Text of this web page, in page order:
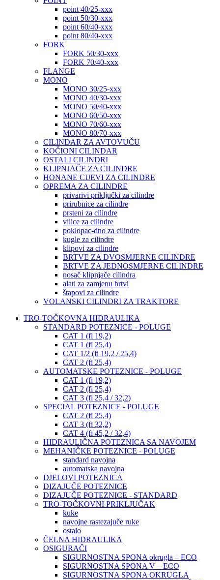
point 40/25-xxx
point 50/30-xxx
point 60/40-xxx
point 80/40-xxx
FORK
FORK 50/30-xxx
FORK 70/40-xxx
FLANGE
MONO
MONO 30/25-xxx
MONO 40/30-xxx
MONO 50/40-xxx
MONO 60/50-xxx
MONO 70/60-xxx
MONO 80/70-xxx
CILINDAR ZA AVTOVUČU
KOČIONI CILINDAR
OSTALI CILINDRI
KLIPNJAČE ZA CILINDRE
HONANE CIJEVI ZA CILINDRE
OPREMA ZA CILINDRE
privarivi priključki za cilindre
prirubnice za cilindre
prsteni za cilindre
vilice za cilindre
poklopac-dno za cilindre
kugle za cilindre
klipovi za cilindre
BRTVE ZA DVOSMJERNE CILINDRE
BRTVE ZA JEDNOSMJERNE CILINDRE
nosač klipnjače cilindra
alati za zamjenu brtvi
štapovi za cilindre
VOLANSKI CILINDRI ZA TRAKTORE
TRO-TOČKOVNA HIDRAULIKA
STANDARD POTEZNICE - POLUGE
CAT 1 (fi 19,2)
CAT 1 (fi 25,4)
CAT 1/2 (fi 19,2 / 25,4)
CAT 2 (fi 25,4)
AUTOMATSKE POTEZNICE - POLUGE
CAT 1 (fi 19,2)
CAT 2 (fi 25,4)
CAT 3 (fi 25,4 / 32,2)
SPECIAL POTEZNICE - POLUGE
CAT 2 (fi 25,4)
CAT 3 (fi 32,2)
CAT 4 (fi 45,2 / 32,4)
HIDRAULIČNA POTEZNICA SA NAVOJEM
MEHANIČKE POTEZNICE - POLUGE
standard navojna
automatska navojna
DJELOVI POTEZNICA
DIZAJUČE POTEZNICE
DIZAJUČE POTEZNICE - STANDARD
TRO-TOČKOVNI PRIKLJUČAK
kuke
navojne rastezajuče ruke
ostalo
ČELNA HIDRAULIKA
OSIGURAČI
SIGURNOSTNA SPONA okrugla – ECO
SIGURNOSTNA SPONA V – ECO
SIGURNOSTNA SPONA OKRUGLA